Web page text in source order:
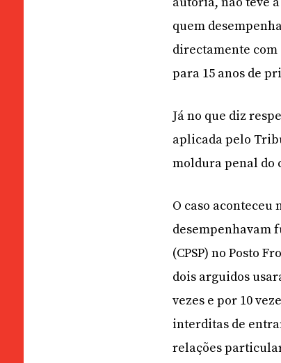
quem
directamente
para 15 anos de
Já no que diz
aplicada pelo
moldura penal do
O caso aconteceu
desempenhavam
(CPSP) no Posto
dois arguidos
vezes e por 10
interditas de
relações